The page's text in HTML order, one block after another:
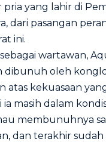
pria yang lahir di
dari pasangan
ini.
wartawan,
dibunuh oleh
atas kekuasaan
ia masih dalam
membunuhnya
dan terakhir sudah